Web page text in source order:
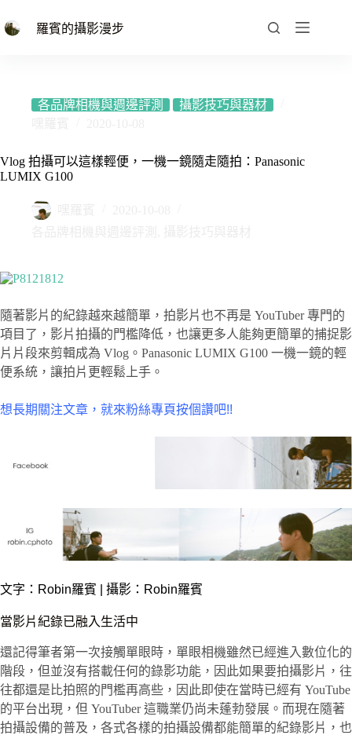
至
羅賓的攝影漫步
各品牌相機與週邊評測
攝影技巧與器材
Vlog 拍攝可以這樣輕便，一機一鏡隨走隨拍：Panasonic
LUMIX G100
隨著影片的紀錄越來越簡單，拍影片也不再是 YouTuber 專門的
項目了，影片拍攝的門檻降低，也讓更多人能夠更簡單的捕捉影
片片段來剪輯成為 Vlog。Panasonic LUMIX G100 一機一鏡的輕
便系統，讓拍片更輕鬆上手。
想長期關注文章，就來粉絲專頁按個讚吧!!
文字： Robin羅賓 | 攝影：Robin羅賓
當影片紀錄已融入生活中
還記得筆者第一次接觸單眼時，單眼相機雖然已經進入數位化的
階段，但並沒有搭載任何的錄影功能，因此如果要拍攝影片，往
往都還是比拍照的門檻再高些，因此即使在當時已經有 YouTube
的平台出現，但 YouTuber 這職業仍尚未蓬勃發展。而現在隨著
拍攝設備的普及，各式各樣的拍攝設備都能簡單的紀錄影片，也